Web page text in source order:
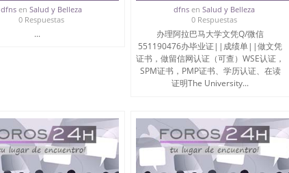
绩单||做文凭证书，做留信网认证（可查）WSE认证，SPM
University
dfnsen Salud y Belleza
0 Respuestas
...
dfns enSalud y Belleza
0 Respuestas
办理阿拉巴马大学文凭Q/微信
551190476办毕业证||成绩单||做文凭
证书，做留信网认证（可查）WSE认证，
SPM证书，PMP证书、学历认证、在读
证明The University...